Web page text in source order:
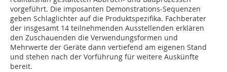
vorgeführt. Die imposanten Demonstrations-Sequenzen
geben Schlaglichter auf die Produktspezifika. Fachberater
der insgesamt 14 teilnehmenden Ausstellenden erklären
den Zuschauenden die Verwendungsformen und
Mehrwerte der Geräte dann vertiefend am eigenen Stand
und stehen nach der Vorführung für weitere Auskünfte
bereit.